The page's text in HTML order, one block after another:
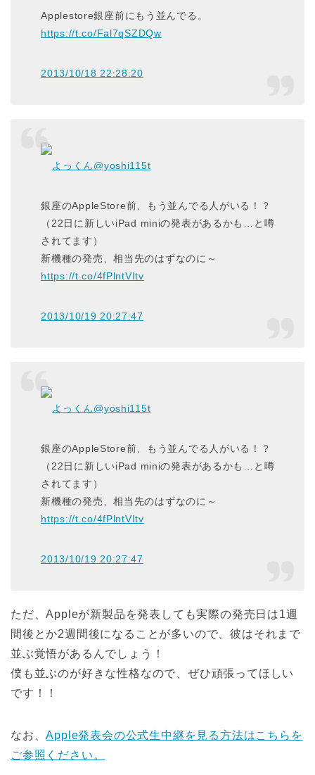
Applestore銀座前にもう並んでる。
https://t.co/Fal7qSZDQw
2013/10/18 22:28:20
よっくん@yoshi115t
銀座のAppleStore前、もう並んでる人がいる！？
（22日に新しいiPad miniの発表があるかも…と噂
されてます）
新機種の発売、相当先のはずなのに～
https://t.co/4fPlntVItv
2013/10/19 20:27:47
よっくん@yoshi115t
銀座のAppleStore前、もう並んでる人がいる！？
（22日に新しいiPad miniの発表があるかも…と噂
されてます）
新機種の発売、相当先のはずなのに～
https://t.co/4fPlntVItv
2013/10/19 20:27:47
ただ、Appleが新製品を発表しても実際の発売日は1週
間後とか2週間後になることが多いので、彼はそれまで
並ぶ覚悟があるんでしょう！
僕も並ぶのが好きな性格なので、ぜひ頑張ってほしい
です！！
なお、Apple発表会の公式生中継を見る方法はこちらを
ご参照ください。